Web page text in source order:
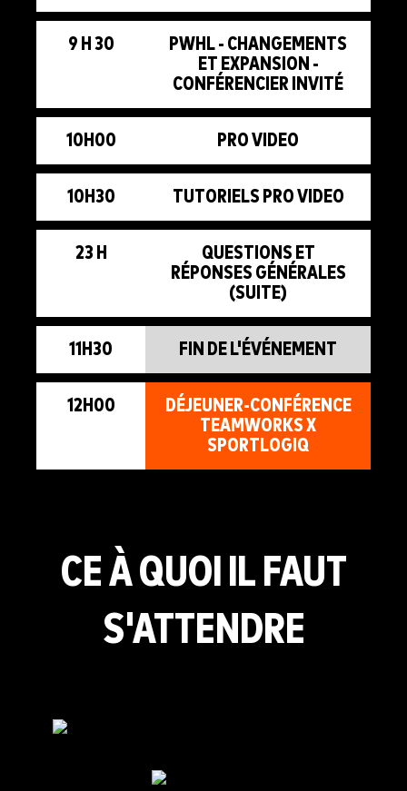
9 H 30
PWHL - CHANGEMENTS
ET EXPANSION -
CONFÉRENCIER INVITÉ
10H00 PRO VIDEO
10H30 TUTORIELS PRO VIDEO
23 H
QUESTIONS ET
RÉPONSES GÉNÉRALES
(SUITE)
11H30 FIN DE L'ÉVÉNEMENT
12H00
DÉJEUNER-CONFÉRENCE
TEAMWORKS X
SPORTLOGIQ
CE À QUOI IL FAUT
S'ATTENDRE